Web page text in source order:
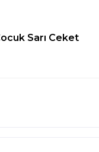
Sarı Ceket